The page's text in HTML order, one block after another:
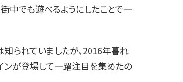
中でも遊べるようにしたことで一
られていましたが、2016年暮れ
ンが登場して一躍注目を集めたの